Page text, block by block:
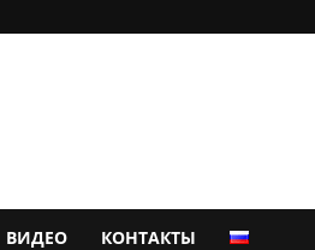
ВИДЕО КОНТАКТЫ